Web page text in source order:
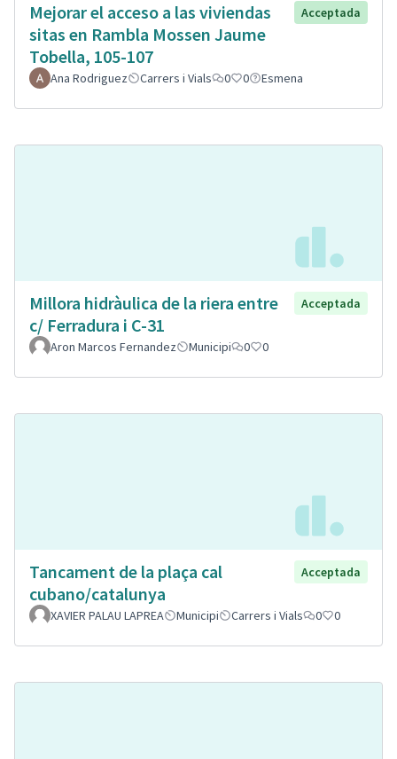
Mejorar el acceso a las viviendas
sitas en Rambla Mossen Jaume
Tobella, 105-107
Acceptada
Ana Rodriguez Carrers i Vials 0 0 Esmena
Millora hidràulica de la riera entre
c/ Ferradura i C-31
Acceptada
Aron Marcos Fernandez Municipi 0 0
Tancament de la plaça cal
cubano/catalunya
Acceptada
XAVIER PALAU LAPREA Municipi Carrers i Vials 0 0